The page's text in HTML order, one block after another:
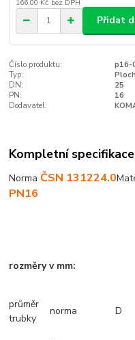
166,00 Kč bez DPH
Přidat
Číslo produktu:
p16-
Typ:
DN:
25
PN:
16
Dodavatel:
Kompletní specifikace
NormaČSN 131224.0
PN16
rozměry v mm:
průměr
trubky
norma D